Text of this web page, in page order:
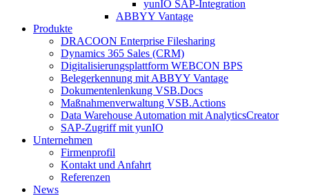
yunIO SAP-Integration
ABBYY Vantage
Produkte
DRACOON Enterprise Filesharing
Dynamics 365 Sales (CRM)
Digitalisierungsplattform WEBCON BPS
Belegerkennung mit ABBYY Vantage
Dokumentenlenkung VSB.Docs
Maßnahmenverwaltung VSB.Actions
Data Warehouse Automation mit AnalyticsCreator
SAP-Zugriff mit yunIO
Unternehmen
Firmenprofil
Kontakt und Anfahrt
Referenzen
News